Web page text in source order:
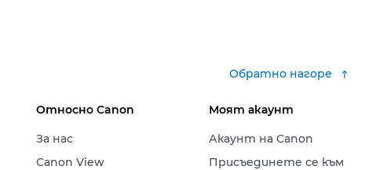
Обратно нагоре
Относно Canon
За нас
Canon View
Моят акаунт
Акаунт на Canon
Присъединете се към